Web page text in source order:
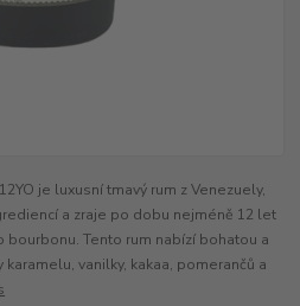
je luxusní tmavý rum z Venezuely,
a zraje po dobu nejméně 12 let
Tento rum nabízí bohatou a
vanilky, kakaa, pomerančů a